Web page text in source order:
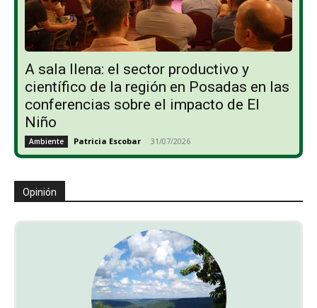
A sala llena: el sector productivo y
científico de la región en Posadas en las
conferencias sobre el impacto de El
Niño
Ambiente Patricia Escobar - 31/07/2026
Opinión